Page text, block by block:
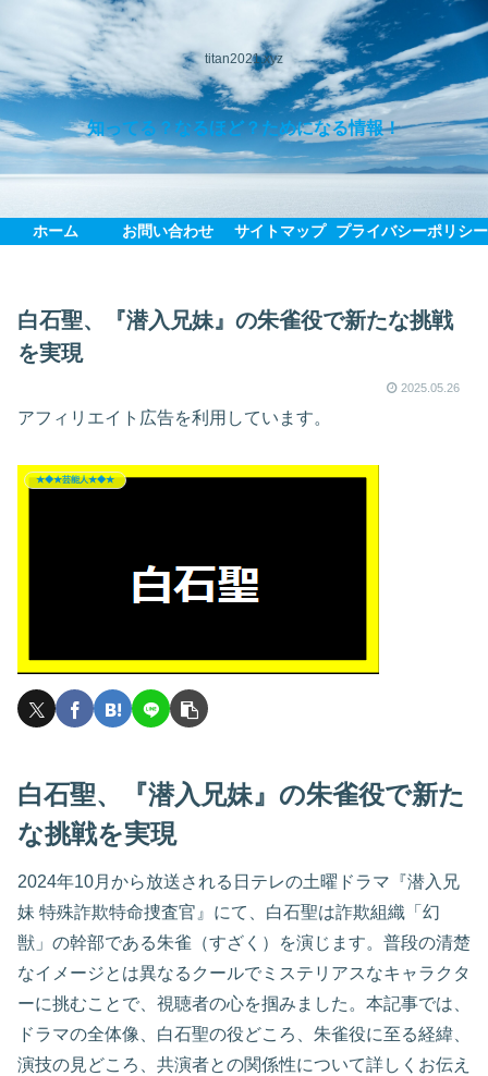
titan2021.xyz
知ってる？なるほど？ためになる情報！
ホーム お問い合わせ サイトマップ プライバシーポリシー
白石聖、『潜入兄妹』の朱雀役で新たな挑戦
を実現
2025.05.26
アフィリエイト広告を利用しています。
★◆★芸能人★◆★
白石聖、『潜入兄妹』の朱雀役で新た
な挑戦を実現
2024年10月から放送される日テレの土曜ドラマ『潜入兄
妹 特殊詐欺特命捜査官』にて、白石聖は詐欺組織「幻
獣」の幹部である朱雀（すざく）を演じます。普段の清楚
なイメージとは異なるクールでミステリアスなキャラクタ
ーに挑むことで、視聴者の心を掴みました。本記事では、
ドラマの全体像、白石聖の役どころ、朱雀役に至る経緯、
演技の見どころ、共演者との関係性について詳しくお伝え